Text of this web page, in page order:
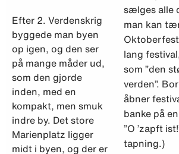
Efter 2. Verdenskrig
byggede man byen
op igen, og den ser
på mange måder ud,
som den gjorde
inden, med en
kompakt, men smuk
indre by. Det store
Marienplatz ligger
midt i byen, og der er
sælges alle
man kan
lang
som ”den
verden”.
åbner
banke på
”O ’zapft
tapning.)